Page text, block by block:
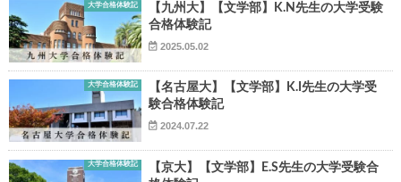
大学合格体験記
【九州大】【文学部】K.N先生の大学受験
合格体験記
2025.05.02
大学合格体験記
【名古屋大】【文学部】K.I先生の大学受
験合格体験記
2024.07.22
大学合格体験記
【京大】【文学部】E.S先生の大学受験合